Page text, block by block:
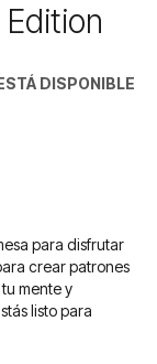
DISPONIBLE
para disfrutar
crear patrones
mente y
listo para